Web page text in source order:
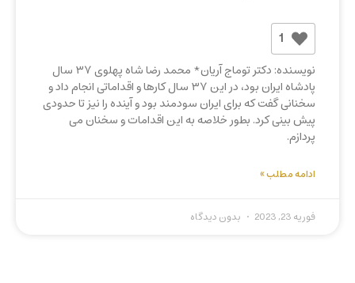
1
نویسنده: دکتر توماج آریان* محمد رضا شاه پهلوی ۳۷ سال
پادشاه ایران بود، در این ۳۷ سال کارها و اقداماتی انجام داد و
سخنانی گفت که برای ایران سودمند بود و آینده را نیز تا حدودی
پیش بینی کرد. بطور خلاصه به این اقدامات و سخنان می
پردازم.
ادامه مطلب »
فوریه 23, 2023 بدون دیدگاه